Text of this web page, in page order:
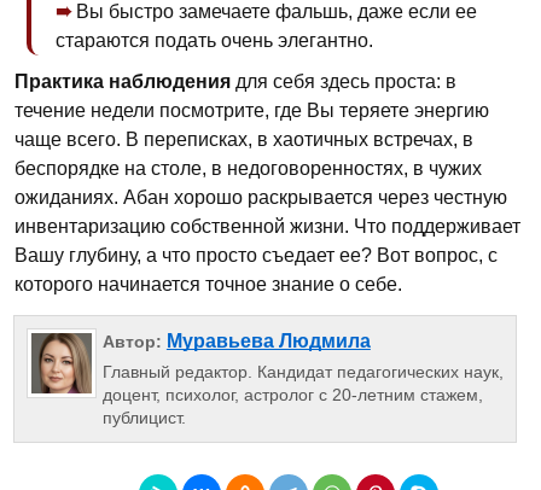
Вы быстро замечаете фальшь, даже если ее
стараются подать очень элегантно.
Практика наблюдения для себя здесь проста: в
течение недели посмотрите, где Вы теряете энергию
чаще всего. В переписках, в хаотичных встречах, в
беспорядке на столе, в недоговоренностях, в чужих
ожиданиях. Абан хорошо раскрывается через честную
инвентаризацию собственной жизни. Что поддерживает
Вашу глубину, а что просто съедает ее? Вот вопрос, с
которого начинается точное знание о себе.
Автор: Муравьева Людмила
Главный редактор. Кандидат педагогических наук,
доцент, психолог, астролог с 20-летним стажем,
публицист.